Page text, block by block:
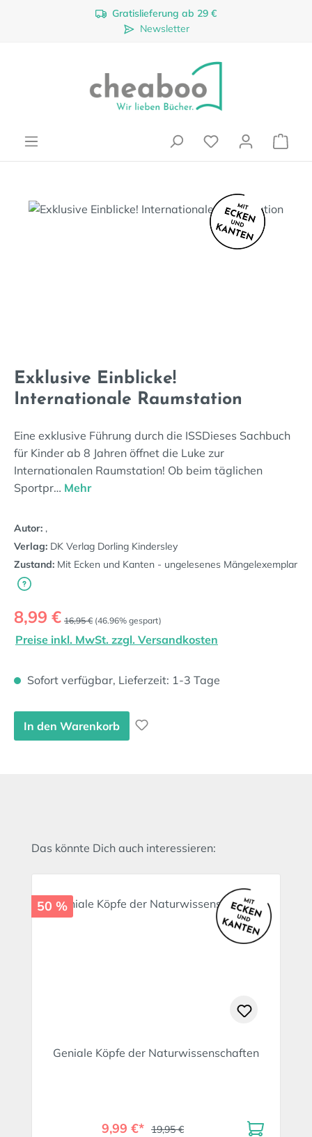
Zum Hauptinhalt springenGratislieferung ab 29 €
Newsletter
Bildergalerie überspringen
Exklusive Einblicke!
Internationale Raumstation
Eine exklusive Führung durch die ISSDieses Sachbuch
für Kinder ab 8 Jahren öffnet die Luke zur
Internationalen Raumstation! Ob beim täglichen
Sportpr… Mehr
Autor: ,
Verlag: DK Verlag Dorling Kindersley
Zustand: Mit Ecken und Kanten - ungelesenes Mängelexemplar
Verkaufspreis:
8,99 € Regulärer Preis:
16,95 € (46.96% gespart)
Preise inkl. MwSt. zzgl. Versandkosten
Sofort verfügbar, Lieferzeit: 1-3 Tage
In den Warenkorb
Produktgalerie überspringen
Das könnte Dich auch interessieren:
50 %
Geniale Köpfe der Naturwissenschaften
9,99 €* 19,95 €